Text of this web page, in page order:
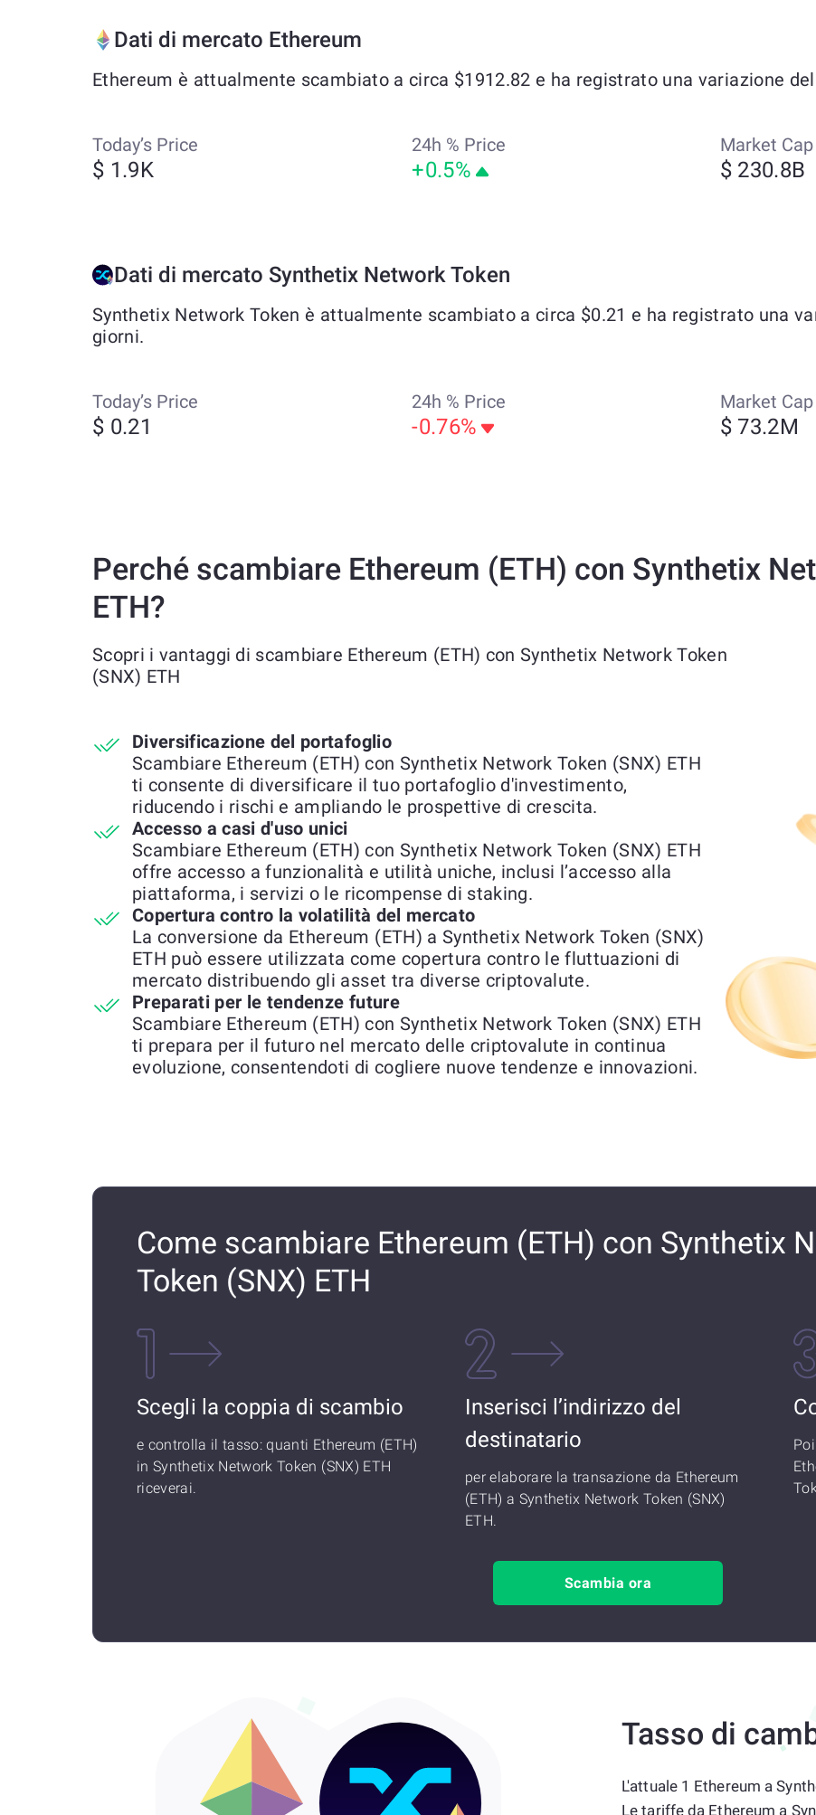
Dati di mercato Ethereum
Ethereum è attualmente scambiato a circa $1912.82 e ha registrato una variazione
Today’s Price
$ 1.9K
24h % Price
+0.5%
Market Cap
$ 230.8B
Dati di mercato Synthetix Network Token
Synthetix Network Token è attualmente scambiato a circa $0.21 e ha registrato una
giorni.
Today’s Price
$ 0.21
24h % Price
-0.76%
Market Cap
$ 73.2M
Perché scambiare Ethereum (ETH) con Synthetix
ETH?
Scopri i vantaggi di scambiare Ethereum (ETH) con Synthetix Network Token
(SNX) ETH
Diversificazione del portafoglio
Scambiare Ethereum (ETH) con Synthetix Network Token (SNX) ETH
ti consente di diversificare il tuo portafoglio d'investimento,
riducendo i rischi e ampliando le prospettive di crescita.
Accesso a casi d'uso unici
Scambiare Ethereum (ETH) con Synthetix Network Token (SNX) ETH
offre accesso a funzionalità e utilità uniche, inclusi l’accesso alla
piattaforma, i servizi o le ricompense di staking.
Copertura contro la volatilità del mercato
La conversione da Ethereum (ETH) a Synthetix Network Token (SNX)
ETH può essere utilizzata come copertura contro le fluttuazioni di
mercato distribuendo gli asset tra diverse criptovalute.
Preparati per le tendenze future
Scambiare Ethereum (ETH) con Synthetix Network Token (SNX) ETH
ti prepara per il futuro nel mercato delle criptovalute in continua
evoluzione, consentendoti di cogliere nuove tendenze e innovazioni.
Come scambiare Ethereum (ETH) con Synthetix
Token (SNX) ETH
Scegli la coppia di scambio
e controlla il tasso: quanti Ethereum (ETH)
in Synthetix Network Token (SNX) ETH
riceverai.
Inserisci l’indirizzo del
destinatario
per elaborare la transazione da Ethereum
(ETH) a Synthetix Network Token (SNX)
ETH.
Scambia ora
Tasso di
L'attuale 1 Ethereum a
Le tariffe da Ethereum a